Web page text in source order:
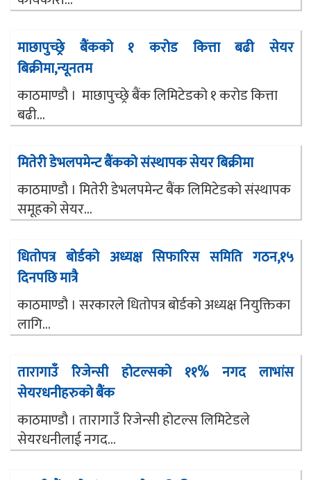
माछापुच्छ्रे बैंकको १ करोड कित्ता बढी सेयर
बिक्रीमा,न्यूनतम
काठमाण्डौ । माछापुच्छ्रे बैंक लिमिटेडको १ करोड कित्ता
बढी...
मितेरी डेभलपमेन्ट बैंकको संस्थापक सेयर बिक्रीमा
काठमाण्डौ । मितेरी डेभलपमेन्ट बैंक लिमिटेडको संस्थापक
समूहको सेयर...
धितोपत्र बोर्डको अध्यक्ष सिफारिस समिति गठन,१५
दिनपछि मात्रै
काठमाण्डौ । सरकारले धितोपत्र बोर्डको अध्यक्ष नियुक्तिका
लागि...
तारागाउँ रिजेन्सी होटल्सको ११% नगद लाभांस
सेयरधनीहरुको बैंक
काठमाण्डौ । तारागाउँ रिजेन्सी होटल्स लिमिटेडले
सेयरधनीलाई नगद...